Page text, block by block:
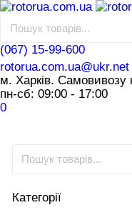
(067) 15-99-600
rotorua.com.ua@ukr.net
м. Харків. Самовивозу
пн-сб: 09:00 - 17:00
0
Категорії